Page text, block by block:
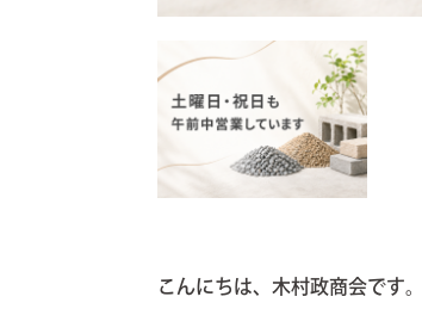
こんにちは、木村政商会です。